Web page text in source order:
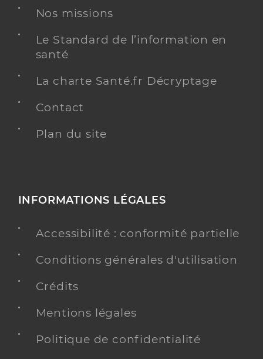
Nos missions
Le Standard de l’information en
santé
La charte Santé.fr Décryptage
Contact
Plan du site
INFORMATIONS LÉGALES
Accessibilité : conformité partielle
Conditions générales d'utilisation
Crédits
Mentions légales
Politique de confidentialité